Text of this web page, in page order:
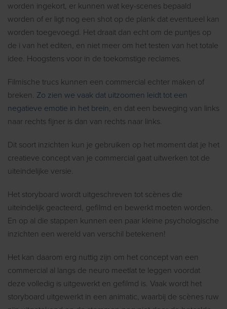
worden ingekort, er kunnen wat key-scenes bepaald
worden of er ligt nog een shot op de plank dat eventueel kan
worden toegevoegd. Het draait dan echt om de puntjes op
de i van het editen, en niet meer om het testen van het totale
idee. Hoogstens voor in de toekomstige reclames.
Filmische trucs kunnen een commercial echter maken of
breken. Zo zien we vaak dat uitzoomen leidt tot een
negatieve emotie in het brein, en dat een beweging van links
naar rechts fijner is dan van rechts naar links.
Dit soort inzichten kun je gebruiken op het moment dat je het
creatieve concept van je commercial gaat uitwerken tot de
uiteindelijke versie.
Het storyboard wordt uitgeschreven tot scènes die
uiteindelijk geacteerd, gefilmd en bewerkt moeten worden.
En op al die stappen kunnen een paar kleine psychologische
inzichten een wereld van verschil betekenen!
Het kan daarom erg nuttig zijn om het concept van een
commercial al langs de neuro meetlat te leggen voordat
deze volledig is uitgewerkt en gefilmd is. Vaak wordt het
storyboard uitgewerkt in een animatic, waarbij de scènes ruw